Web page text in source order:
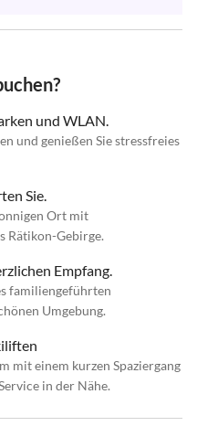
und WLAN.
und genießen Sie stressfreies
Sie.
Ort mit
Rätikon-Gebirge.
Empfang.
familiengeführten
Umgebung.
mit einem kurzen Spaziergang
in der Nähe.